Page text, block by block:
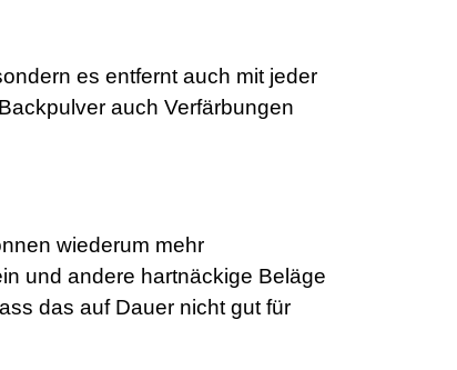
es entfernt auch mit jeder
auch Verfärbungen
wiederum mehr
und andere hartnäckige Beläge
das auf Dauer nicht gut für